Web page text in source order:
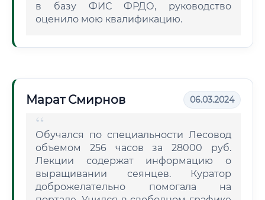
в базу ФИС ФРДО, руководство
оценило мою квалификацию.
Марат Смирнов 06.03.2024
Обучался по специальности Лесовод
объемом 256 часов за 28000 руб.
Лекции содержат информацию о
выращивании сеянцев. Куратор
доброжелательно помогала на